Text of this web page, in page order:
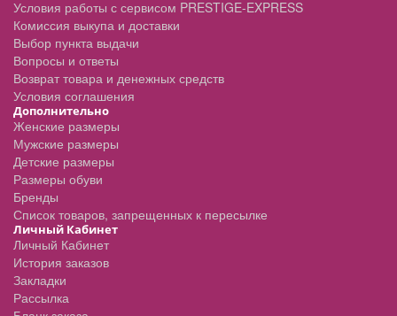
Условия работы с сервисом PRESTIGE-EXPRESS
Комиссия выкупа и доставки
Выбор пункта выдачи
Вопросы и ответы
Возврат товара и денежных средств
Условия соглашения
Дополнительно
Женские размеры
Мужские размеры
Детские размеры
Размеры обуви
Бренды
Список товаров, запрещенных к пересылке
Личный Кабинет
Личный Кабинет
История заказов
Закладки
Рассылка